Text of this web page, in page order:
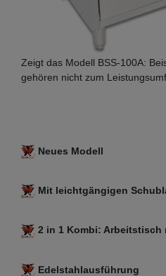
Zeigt das Modell BSS-100A:
gehören nicht zum
Neues Modell
Mit leichtgängigen
2 in 1 Kombi: Arbeitstisch
Edelstahlausführung